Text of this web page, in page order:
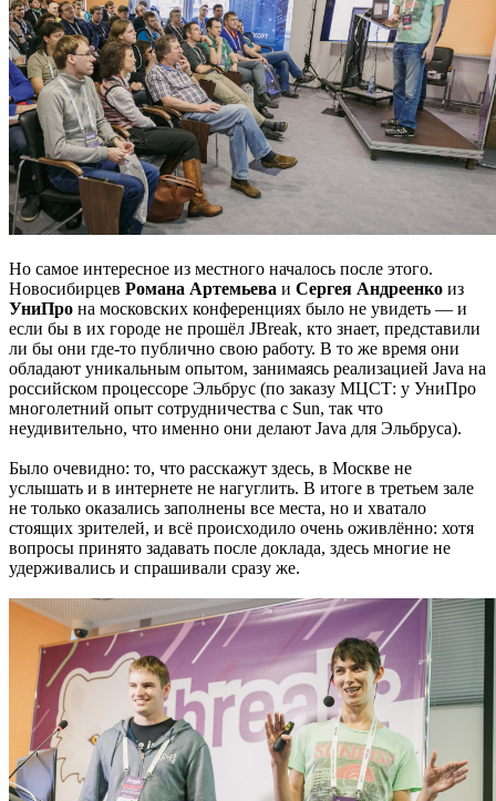
Но самое интересное из местного началось после этого.
Новосибирцев Романа Артемьева и Сергея Андреенко из
УниПро на московских конференциях было не увидеть — и
если бы в их городе не прошёл JBreak, кто знает, представили
ли бы они где-то публично свою работу. В то же время они
обладают уникальным опытом, занимаясь реализацией Java на
российском процессоре Эльбрус (по заказу МЦСТ: у УниПро
многолетний опыт сотрудничества с Sun, так что
неудивительно, что именно они делают Java для Эльбруса).
Было очевидно: то, что расскажут здесь, в Москве не
услышать и в интернете не нагуглить. В итоге в третьем зале
не только оказались заполнены все места, но и хватало
стоящих зрителей, и всё происходило очень оживлённо: хотя
вопросы принято задавать после доклада, здесь многие не
удерживались и спрашивали сразу же.